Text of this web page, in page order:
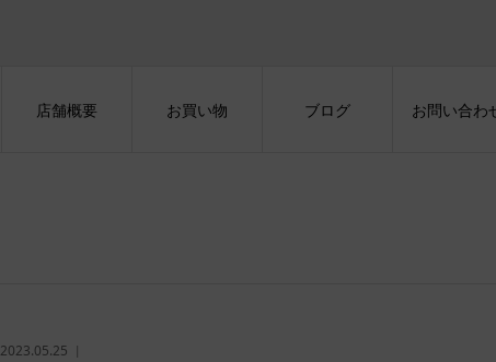
店舗概要 お買い物 ブログ お問い合わ
2023.05.25